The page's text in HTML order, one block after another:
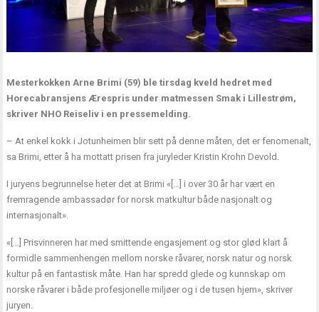
Mesterkokken Arne Brimi (59) ble tirsdag kveld hedret med
Horecabransjens Ærespris under matmessen Smak i Lillestrøm,
skriver NHO Reiseliv i en pressemelding.
– At enkel kokk i Jotunheimen blir sett på denne måten, det er fenomenalt,
sa Brimi, etter å ha mottatt prisen fra juryleder Kristin Krohn Devold.
I juryens begrunnelse heter det at Brimi «[…] i over 30 år har vært en
fremragende ambassadør for norsk matkultur både nasjonalt og
internasjonalt».
«[…] Prisvinneren har med smittende engasjement og stor glød klart å
formidle sammenhengen mellom norske råvarer, norsk natur og norsk
kultur på en fantastisk måte. Han har spredd glede og kunnskap om
norske råvarer i både profesjonelle miljøer og i de tusen hjem», skriver
juryen.